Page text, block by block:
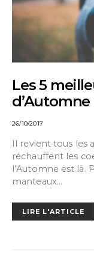
Les 5
26/10/2017
Il revient tous les
réchauffent les
l’Automne est là.
manteaux…
LIRE L'ARTICLE